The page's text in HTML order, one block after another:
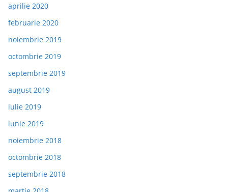
aprilie 2020
februarie 2020
noiembrie 2019
octombrie 2019
septembrie 2019
august 2019
iulie 2019
iunie 2019
noiembrie 2018
octombrie 2018
septembrie 2018